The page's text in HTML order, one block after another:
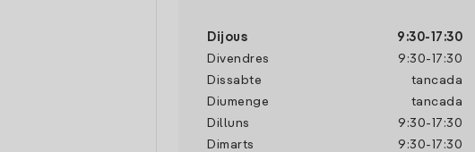
Dijous 9:30- 17:30
Divendres
9:30- 17:30
Dissabte
tancada
Diumenge
tancada
Dilluns
9:30- 17:30
Dimarts
9:30- 17:30